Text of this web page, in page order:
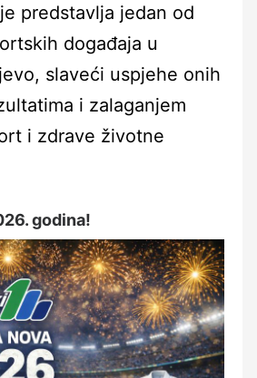
predstavlja jedan od
događaja u
slaveći uspjehe onih
i zalaganjem
i zdrave životne
godina!